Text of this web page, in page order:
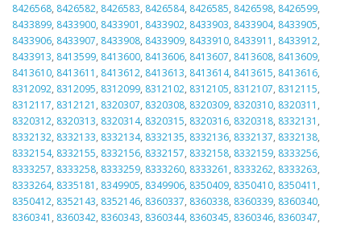
8426568, 8426582, 8426583, 8426584, 8426585, 8426598, 8426599,
8433899, 8433900, 8433901 , 8433902, 8433903, 8433904, 8433905,
8433906, 8433907, 8433908, 8433909, 8433910, 8433911 , 8433912,
8433913, 8413599, 8413600, 8413606, 8413607, 8413608, 8413609,
8413610, 8413611 , 8413612, 8413613, 8413614, 8413615, 8413616,
8312092, 8312095, 8312099, 8312102, 8312105, 8312107, 8312115,
8312117, 8312121 , 8320307, 8320308, 8320309, 8320310, 8320311 ,
8320312, 8320313, 8320314, 8320315, 8320316, 8320318, 8332131 ,
8332132, 8332133, 8332134, 8332135, 8332136, 8332137, 8332138,
8332154, 8332155, 8332156, 8332157, 8332158, 8332159, 8333256,
8333257, 8333258, 8333259, 8333260, 8333261 , 8333262, 8333263,
8333264, 8335181 , 8349905, 8349906, 8350409, 8350410, 8350411 ,
8350412, 8352143, 8352146, 8360337, 8360338, 8360339, 8360340,
8360341 , 8360342, 8360343, 8360344, 8360345, 8360346, 8360347,